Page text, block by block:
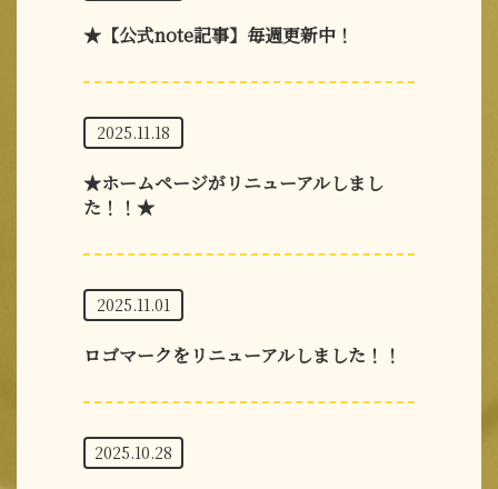
★【公式note記事】毎週更新中！
2025.11.18
★ホームページがリニューアルしまし
た！！★
2025.11.01
ロゴマークをリニューアルしました！！
2025.10.28